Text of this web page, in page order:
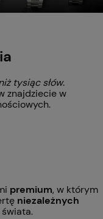
tysiąc słów.
znajdziecie w
premium, w którym
niezależnych